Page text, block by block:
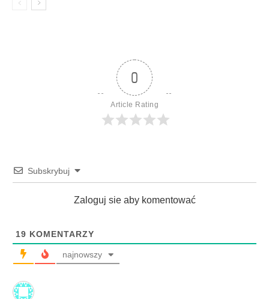
0
Article Rating
Subskrybuj
Zaloguj sie aby komentować
19 KOMENTARZY
najnowszy